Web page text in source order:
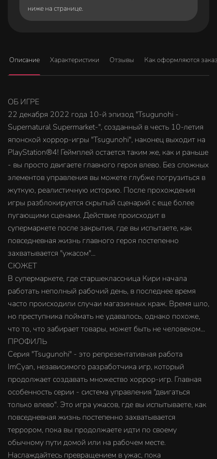
ниже на странице.
Описание Характеристики Отзывы Как оформляются
ОБ ИГРЕ
22 декабря 2022 года 10-й эпизод "Tsugunohi -
Supernatural Supermarket-", созданный в честь 10-летия
японской хоррор-игры "Tsugunohi", наконец выходит на
PlayStation®4! Геймплей остается таким же, как и раньше
- вы просто двигаете главного героя влево. Без сложных
элементов управления вы можете глубже погрузиться в
жуткую, реалистичную историю. После прохождения
игры разблокируется скрытый сценарий с еще более
пугающими сценами. Действие происходит в
супермаркете после закрытия, где вы испытаете, как
повседневная жизнь главного героя постепенно
захватывается "ужасом"...
СЮЖЕТ
В супермаркете, где старшеклассница Кири начала
работать неполный рабочий день, в последнее время
часто происходили случаи магазинных краж. Время шло,
но преступника поймать не удавалось, однако похоже,
что то, что забирает товары, может быть не человеком...
ПРОФИЛЬ
Серия "Tsugunohi" - это репрезентативная работа
ImCyan, независимого разработчика игр, который
продолжает создавать множество хоррор-игр. Главная
особенность серии - система управления "двигаться
только влево". Это игра ужасов, где вы испытываете, как
повседневная жизнь постепенно захватывается
террором, пока вы продолжаете идти по своему
обычному пути домой или на рабочем месте.
Наслаждайтесь превращением в ужас, пока